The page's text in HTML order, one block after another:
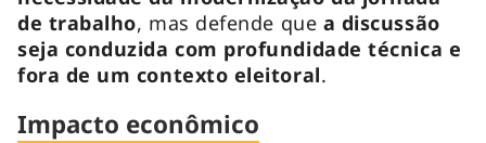
de trabalho, mas defende que a discussão
seja conduzida com profundidade técnica e
fora de um contexto eleitoral.
Impacto econômico